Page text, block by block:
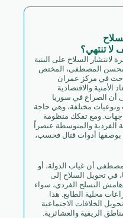
لا تنتهي؟
لانتشار السلاح على البنية
محسن المصطفى، المختص
في مركز عمران
الأمنية والاقتصادية
أن الصراع في سوريا
مختلفة، وهي حاجة
ومع تفكك منظومة
الفردية والمتوسطة عنصراً
بوصفها أدوات قتال فحسب،
أن غياب الدولة، أو
في تحويل السلاح إلى
التسلح الفردي، سواء
محلية الطابع. هذا
الخلافات الاجتماعية
الريفية والعشائرية.